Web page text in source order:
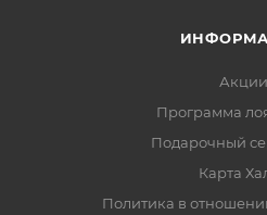
Акции
Программа
Подарочный
Карта
Политика в